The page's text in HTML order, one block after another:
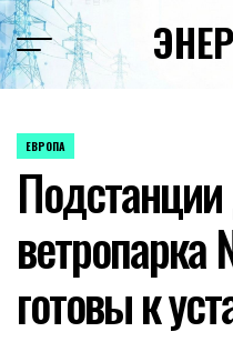
Перейти
к
содержимому
ОПУБЛИКОВАНО
ЕВРОПА
ветропарка
готовы к